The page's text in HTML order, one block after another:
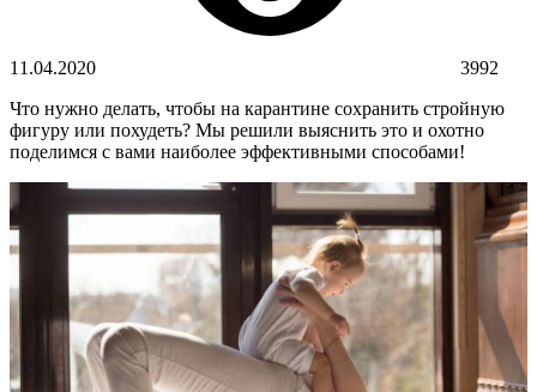
11.04.2020
3992
Что нужно делать, чтобы на карантине сохранить стройную
фигуру или похудеть? Мы решили выяснить это и охотно
поделимся с вами наиболее эффективными способами!